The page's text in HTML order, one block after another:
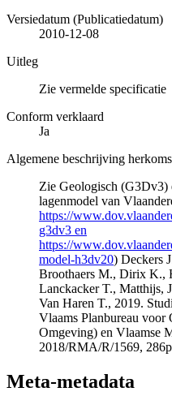
Versiedatum (Publicatiedatum)
2010-12-08
Uitleg
Zie vermelde specificatie
Conform verklaard
Ja
Algemene beschrijving
Zie Geologisch
lagenmodel van
https://
g3dv3 en
https://
model-h3dv20) Deckers
Broothaers M., Dirix K.,
Lanckacker T., Matthijs,
Van Haren T., 2019.
Vlaams Planbureau voor
Omgeving) en Vlaamse
2018/RMA/R/1569,
Meta-metadata